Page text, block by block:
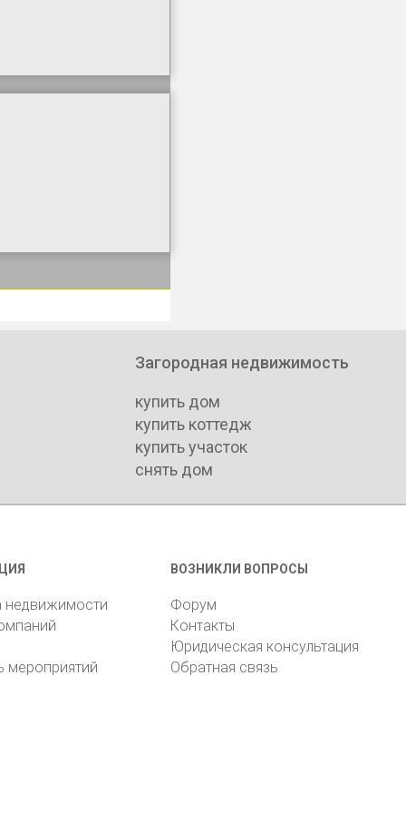
Загородная недвижимость
купить дом
купить коттедж
купить участок
снять дом
недвижимости
мероприятий
ВОЗНИКЛИ ВОПРОСЫ
Форум
Контакты
Юридическая консультация
Обратная связь